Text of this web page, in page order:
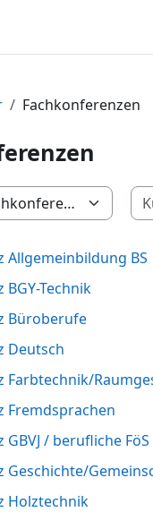
Fachkonferenzen
Allgemeinbildung BS
Technik
Büroberufe
Deutsch
Farbtechnik/
Fremdsprachen
/ berufliche FöS
Geschichte/
Holztechnik